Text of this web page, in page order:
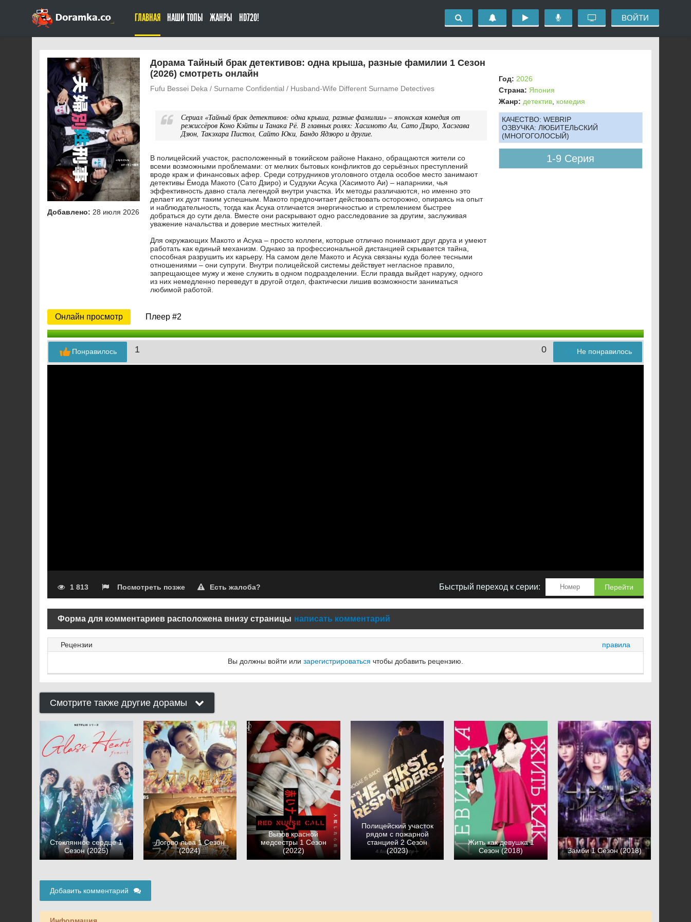
ГЛАВНАЯ НАШИ ТОПЫ ЖАНРЫ HD720! ВОЙТИ
Дорама Тайный брак детективов: одна крыша, разные фамилии 1 Сезон
(2026) смотреть онлайн
Fufu Bessei Deka / Surname Confidential / Husband-Wife Different Surname Detectives
Сериал «Тайный брак детективов: одна крыша, разные фамилии» – японская комедия от
режиссёров Коно Кэйты и Танака Рё. В главных ролях: Хасимото Аи, Сато Дзиро, Хасэгава
Дзюн, Такэхара Пистол, Сайто Юки, Бандо Ядзюро и другие.
В полицейский участок, расположенный в токийском районе Накано, обращаются жители со
всеми возможными проблемами: от мелких бытовых конфликтов до серьёзных преступлений
вроде краж и финансовых афер. Среди сотрудников уголовного отдела особое место занимают
детективы Ёмода Макото (Сато Дзиро) и Судзуки Асука (Хасимото Аи) – напарники, чья
эффективность давно стала легендой внутри участка. Их методы различаются, но именно это
делает их дуэт таким успешным. Макото предпочитает действовать осторожно, опираясь на опыт
и наблюдательность, тогда как Асука отличается энергичностью и стремлением быстрее
добраться до сути дела. Вместе они раскрывают одно расследование за другим, заслуживая
уважение начальства и доверие местных жителей.
Для окружающих Макото и Асука – просто коллеги, которые отлично понимают друг друга и умеют
работать как единый механизм. Однако за профессиональной дистанцией скрывается тайна,
способная разрушить их карьеру. На самом деле Макото и Асука связаны куда более тесными
отношениями – они супруги. Внутри полицейской системы действует негласное правило,
запрещающее мужу и жене служить в одном подразделении. Если правда выйдет наружу, одного
из них немедленно переведут в другой отдел, фактически лишив возможности заниматься
любимой работой.
Добавлено: 28 июля 2026
Год: 2026
Страна: Япония
Жанр: детектив, комедия
КАЧЕСТВО: WEBRIP
ОЗВУЧКА: ЛЮБИТЕЛЬСКИЙ
(МНОГОГОЛОСЫЙ)
1-9 Серия
Онлайн просмотр Плеер #2
1 0 Не понравилось
Понравилось
1 813 Посмотреть позже Есть жалоба? Быстрый переход к серии: Перейти
Форма для комментариев расположена внизу страницы написать комментарий
Рецензии
правила
Вы должны войти или зарегистрироваться чтобы добавить рецензию.
Смотрите также другие дорамы
Стеклянное сердце 1
Сезон (2025)
Логово льва 1 Сезон
(2024)
Вызов красной
медсестры 1 Сезон
(2022)
Полицейский участок
рядом с пожарной
станцией 2 Сезон
(2023)
Жить как девушка 1
Сезон (2018)
Замби 1 Сезон (2018)
Добавить комментарий